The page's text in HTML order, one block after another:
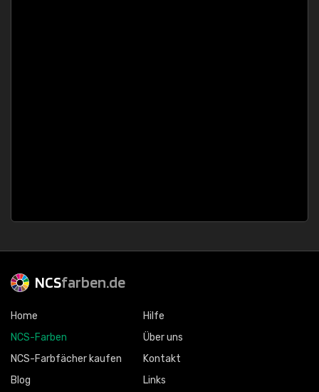
NCSfarben.de
Home
NCS-Farben
NCS-Farbfächer kaufen
Blog
Hilfe
Über uns
Kontakt
Links